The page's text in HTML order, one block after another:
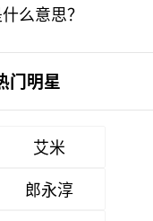
么意思？
门明星
艾米
郎永淳